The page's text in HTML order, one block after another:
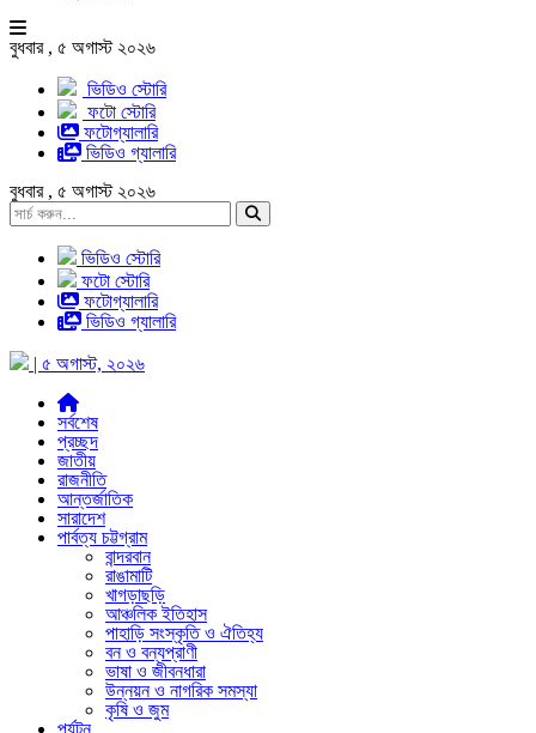
বুধবার , ৫ অগাস্ট ২০২৬
ভিডিও স্টোরি
ফটো স্টোরি
ফটোগ্যালারি
ভিডিও গ্যালারি
বুধবার , ৫ অগাস্ট ২০২৬
ভিডিও স্টোরি
ফটো স্টোরি
ফটোগ্যালারি
ভিডিও গ্যালারি
| ৫ অগাস্ট, ২০২৬
সর্বশেষ
প্রচ্ছদ
জাতীয়
রাজনীতি
আন্তর্জাতিক
সারাদেশ
পার্বত্য চট্টগ্রাম
বান্দরবান
রাঙামাটি
খাগড়াছড়ি
আঞ্চলিক ইতিহাস
পাহাড়ি সংস্কৃতি ও ঐতিহ্য
বন ও বন্যপ্রাণী
ভাষা ও জীবনধারা
উন্নয়ন ও নাগরিক সমস্যা
কৃষি ও জুম
পর্যটন